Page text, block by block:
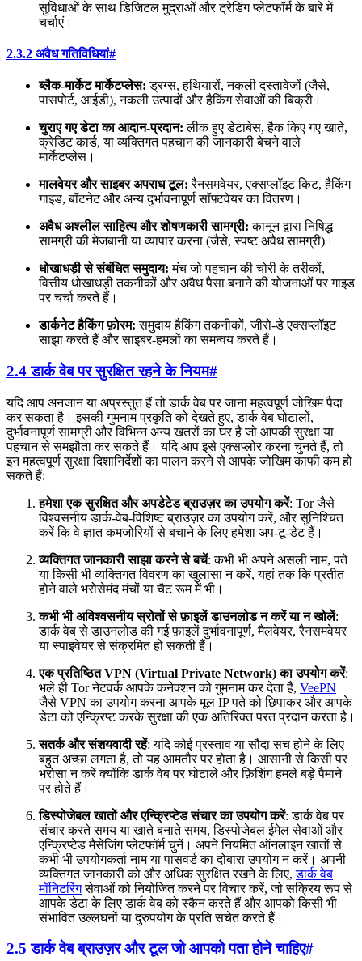
सुविधाओं के साथ डिजिटल मुद्राओं और ट्रेडिंग प्लेटफॉर्म के बारे में
चर्चाएं।
2.3.2 अवैध गतिविधियां#
ब्लैक-मार्केट मार्केटप्लेस: ड्रग्स, हथियारों, नकली दस्तावेजों (जैसे,
पासपोर्ट, आईडी), नकली उत्पादों और हैकिंग सेवाओं की बिक्री।
चुराए गए डेटा का आदान-प्रदान: लीक हुए डेटाबेस, हैक किए गए खाते,
क्रेडिट कार्ड, या व्यक्तिगत पहचान की जानकारी बेचने वाले
मार्केटप्लेस।
मालवेयर और साइबर अपराध टूल: रैनसमवेयर, एक्सप्लॉइट किट, हैकिंग
गाइड, बॉटनेट और अन्य दुर्भावनापूर्ण सॉफ़्टवेयर का वितरण।
अवैध अश्लील साहित्य और शोषणकारी सामग्री: कानून द्वारा निषिद्ध
सामग्री की मेजबानी या व्यापार करना (जैसे, स्पष्ट अवैध सामग्री)।
धोखाधड़ी से संबंधित समुदाय: मंच जो पहचान की चोरी के तरीकों,
वित्तीय धोखाधड़ी तकनीकों और अवैध पैसा बनाने की योजनाओं पर गाइड
पर चर्चा करते हैं।
डार्कनेट हैकिंग फ़ोरम: समुदाय हैकिंग तकनीकों, जीरो-डे एक्सप्लॉइट
साझा करते हैं और साइबर-हमलों का समन्वय करते हैं।
2.4 डार्क वेब पर सुरक्षित रहने के नियम#
यदि आप अनजान या अप्रस्तुत हैं तो डार्क वेब पर जाना महत्वपूर्ण जोखिम पैदा
कर सकता है। इसकी गुमनाम प्रकृति को देखते हुए, डार्क वेब घोटालों,
दुर्भावनापूर्ण सामग्री और विभिन्न अन्य खतरों का घर है जो आपकी सुरक्षा या
पहचान से समझौता कर सकते हैं। यदि आप इसे एक्सप्लोर करना चुनते हैं, तो
इन महत्वपूर्ण सुरक्षा दिशानिर्देशों का पालन करने से आपके जोखिम काफी कम हो
सकते हैं:
हमेशा एक सुरक्षित और अपडेटेड ब्राउज़र का उपयोग करें: Tor जैसे
विश्वसनीय डार्क-वेब-विशिष्ट ब्राउज़र का उपयोग करें, और सुनिश्चित
करें कि वे ज्ञात कमजोरियों से बचाने के लिए हमेशा अप-टू-डेट हैं।
व्यक्तिगत जानकारी साझा करने से बचें: कभी भी अपने असली नाम, पते
या किसी भी व्यक्तिगत विवरण का खुलासा न करें, यहां तक ​​कि प्रतीत
होने वाले भरोसेमंद मंचों या चैट रूम में भी।
कभी भी अविश्वसनीय स्रोतों से फ़ाइलें डाउनलोड न करें या न खोलें:
डार्क वेब से डाउनलोड की गई फ़ाइलें दुर्भावनापूर्ण, मैलवेयर, रैनसमवेयर
या स्पाइवेयर से संक्रमित हो सकती हैं।
एक प्रतिष्ठित VPN (Virtual Private Network) का उपयोग करें:
भले ही Tor नेटवर्क आपके कनेक्शन को गुमनाम कर देता है, VeePN
जैसे VPN का उपयोग करना आपके मूल IP पते को छिपाकर और आपके
डेटा को एन्क्रिप्ट करके सुरक्षा की एक अतिरिक्त परत प्रदान करता है।
सतर्क और संशयवादी रहें: यदि कोई प्रस्ताव या सौदा सच होने के लिए
बहुत अच्छा लगता है, तो यह आमतौर पर होता है। आसानी से किसी पर
भरोसा न करें क्योंकि डार्क वेब पर घोटाले और फ़िशिंग हमले बड़े पैमाने
पर होते हैं।
डिस्पोजेबल खातों और एन्क्रिप्टेड संचार का उपयोग करें: डार्क वेब पर
संचार करते समय या खाते बनाते समय, डिस्पोजेबल ईमेल सेवाओं और
एन्क्रिप्टेड मैसेजिंग प्लेटफॉर्म चुनें। अपने नियमित ऑनलाइन खातों से
कभी भी उपयोगकर्ता नाम या पासवर्ड का दोबारा उपयोग न करें। अपनी
व्यक्तिगत जानकारी को और अधिक सुरक्षित रखने के लिए,डार्क वेब
मॉनिटरिंगसेवाओं को नियोजित करने पर विचार करें, जो सक्रिय रूप से
आपके डेटा के लिए डार्क वेब को स्कैन करते हैं और आपको किसी भी
संभावित उल्लंघनों या दुरुपयोग के प्रति सचेत करते हैं।
2.5 डार्क वेब ब्राउज़र और टूल जो आपको पता होने चाहिए#